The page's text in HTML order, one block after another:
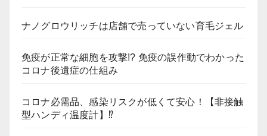
ナノグロウリッチは店舗で売っていない育毛ジェル
免疫が正常な細胞を攻撃!? 免疫の誤作動でわかった
コロナ後遺症の仕組み
コロナ必需品、感染リスクが低くて安心！【非接触
型ハンディ温度計】⁉